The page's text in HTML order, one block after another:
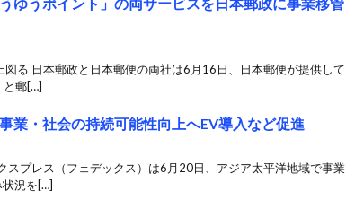
る 日本郵政と日本郵便の両社は6月16日、日本郵便が提供して
と郵[…]
業・社会の持続可能性向上へEV導入など促進
スプレス（フェデックス）は6月20日、アジア太平洋地域で事業
況を[…]